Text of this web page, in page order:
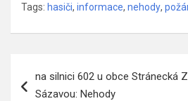
Tags: hasiči, informace, nehody,
prona silnici 602 u obce Stránecká
Sázavou: Nehody